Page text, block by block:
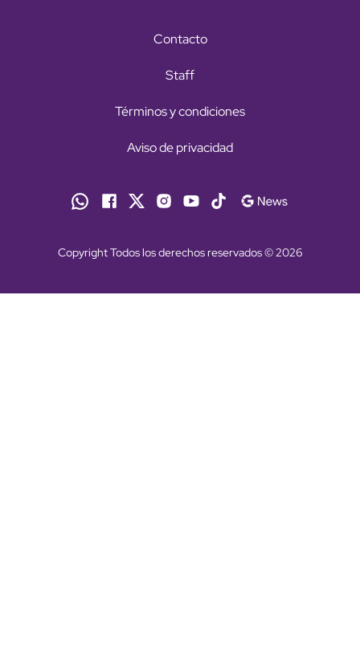
Contacto
Staff
Términos y condiciones
Aviso de privacidad
Copyright Todos los derechos reservados © 2026